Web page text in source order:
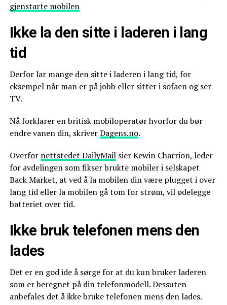
gjenstarte mobilen
Ikke la den sitte i laderen i lang
tid
Derfor lar mange den sitte i laderen i lang tid, for
eksempel når man er på jobb eller sitter i sofaen og ser
TV.
Nå forklarer en britisk mobiloperatør hvorfor du bør
endre vanen din, skriverDagens.no.
Overfor nettstedet DailyMailsier Kewin Charrion, leder
for avdelingen som fikser brukte mobiler i selskapet
Back Market, at ved å la mobilen din være plugget i over
lang tid eller la mobilen gå tom for strøm, vil ødelegge
batteriet over tid.
Ikke bruk telefonen mens den
lades
Det er en god ide å sørge for at du kun bruker laderen
som er beregnet på din telefonmodell. Dessuten
anbefales det å ikke bruke telefonen mens den lades.